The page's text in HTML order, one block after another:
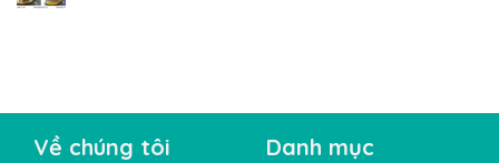
Về chúng tôi Danh mục